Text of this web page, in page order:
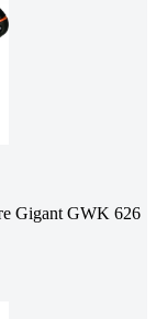
Gigant GWK 626